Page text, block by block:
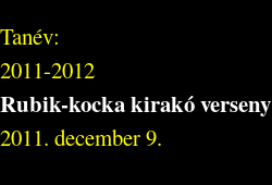
Tanév:
2011-2012
Rubik-kocka kirakó verseny
2011. december 9.